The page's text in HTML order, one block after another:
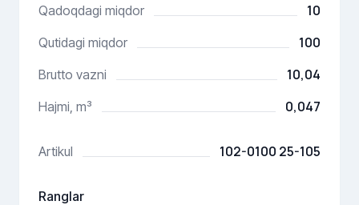
Qadoqdagi miqdor 10
Qutidagi miqdor 100
Brutto vazni 10,04
Hajmi, m³ 0,047
Artikul 102-0100 25-105
Ranglar